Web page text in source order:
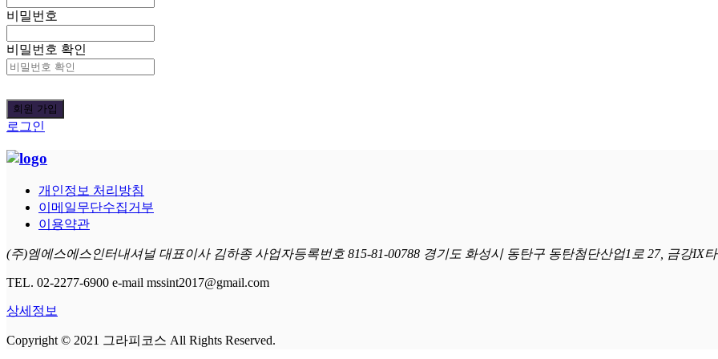
비밀번호
비밀번호 확인
로그인
개인정보 처리방침
이메일무단수집거부
이용약관
(주)엠에스에스인터내셔널 대표이사 김하종 사업자등록번호 815-81-00788 경기도 화성시 동탄구 동탄첨단산업1로 27, 금강IX
TEL. 02-2277-6900 e-mail mssint2017@gmail.com
상세정보
Copyright © 2021 그라피코스 All Rights Reserved.